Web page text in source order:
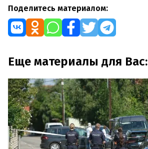
Поделитесь материалом:
Еще материалы для Вас: